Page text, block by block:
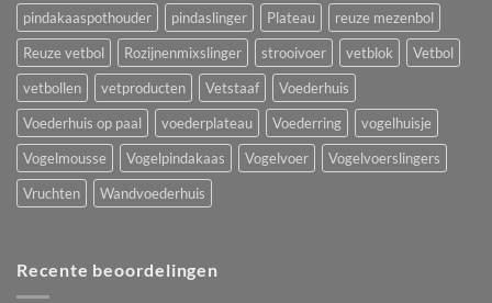
pindakaaspothouder
pindaslinger Plateau
reuze mezenbol
Reuze vetbol
Rozijnenmixslinger strooivoer vetblok
Vetbol
vetbollen
vetproducten Vetstaaf
Voederhuis
Voederhuis op paal
voederplateau Voederring
vogelhuisje
Vogelmousse
Vogelpindakaas Vogelvoer
Vogelvoerslingers
Vruchten
Wandvoederhuis
Recente beoordelingen